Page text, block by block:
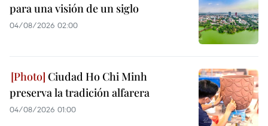
para una visión de un siglo
04/08/2026 02:00
Ciudad Ho Chi Minh
preserva la tradición alfarera
04/08/2026 01:00